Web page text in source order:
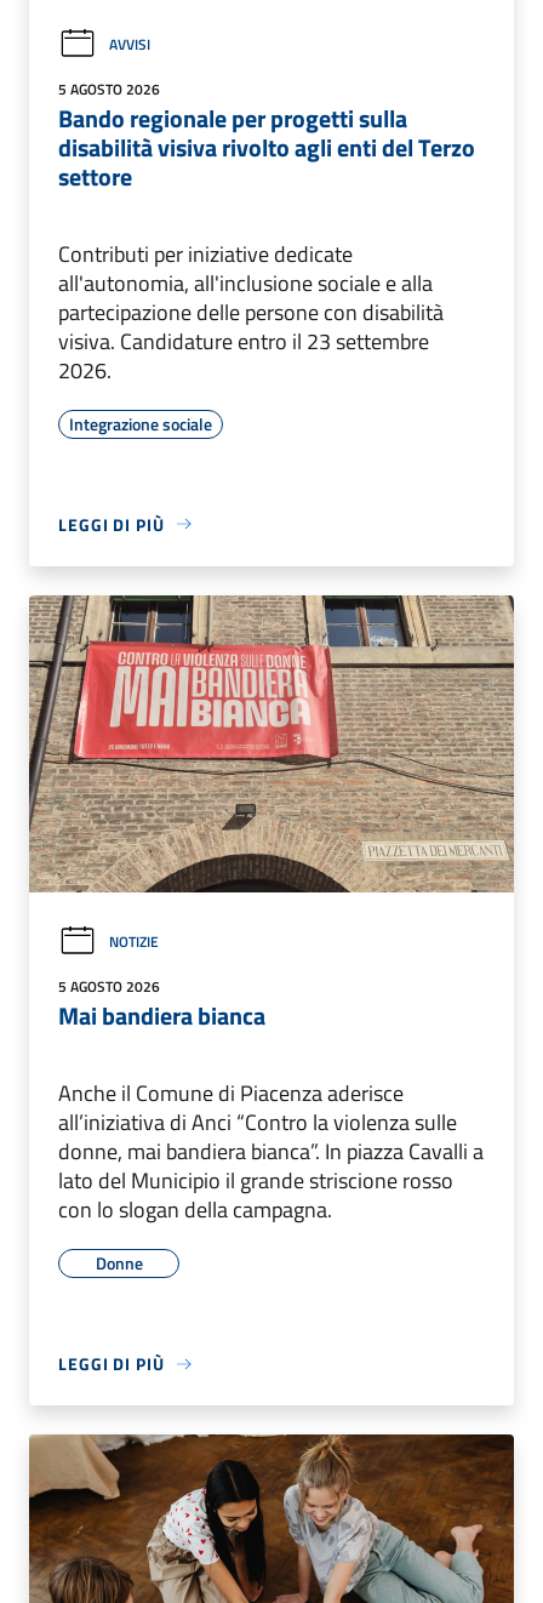
AVVISI
5 AGOSTO 2026
Bando regionale per progetti sulla
disabilità visiva rivolto agli enti del Terzo
settore
Contributi per iniziative dedicate
all'autonomia, all'inclusione sociale e alla
partecipazione delle persone con disabilità
visiva. Candidature entro il 23 settembre
2026.
Integrazione sociale
LEGGI DI PIÙ
NOTIZIE
5 AGOSTO 2026
Mai bandiera bianca
Anche il Comune di Piacenza aderisce
all’iniziativa di Anci “Contro la violenza sulle
donne, mai bandiera bianca”. In piazza Cavalli a
lato del Municipio il grande striscione rosso
con lo slogan della campagna.
Donne
LEGGI DI PIÙ